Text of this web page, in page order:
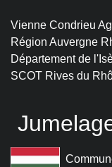
Vienne Condrieu
Région Auvergne
Département de
SCOT Rives du